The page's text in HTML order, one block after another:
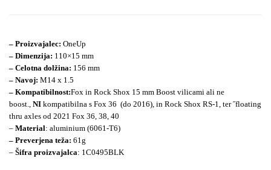
– Proizvajalec: OneUp
– Dimenzija: 110×15 mm
– Celotna dolžina: 156 mm
– Navoj: M14 x 1.5
– Kompatibilnost:Fox in Rock Shox 15 mm Boost vilicami ali ne
boost., NI kompatibilna s Fox 36 (do 2016), in Rock Shox RS-1, ter ˝floating
thru axles od 2021 Fox 36, 38, 40
– Material: aluminium (6061-T6)
– Preverjena teža: 61g
– Šifra proizvajalca: 1C0495BLK